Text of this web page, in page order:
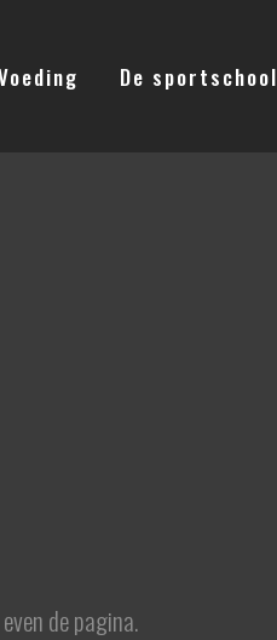
De sportschool
de pagina.